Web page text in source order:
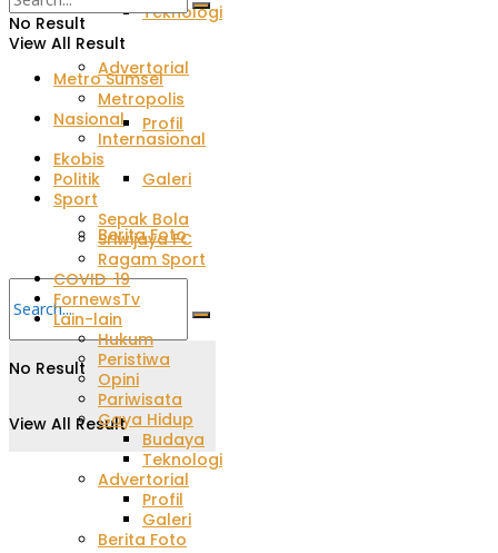
Teknologi
Advertorial
Profil
Galeri
Berita Foto
No Result
View All Result
No Result
View All Result
Metro Sumsel
Metropolis
Nasional
Internasional
Ekobis
Politik
Sport
Sepak Bola
Sriwijaya FC
Ragam Sport
COVID-19
FornewsTv
Lain-lain
Hukum
Peristiwa
Opini
Pariwisata
Gaya Hidup
Budaya
Teknologi
Advertorial
Profil
Galeri
Berita Foto